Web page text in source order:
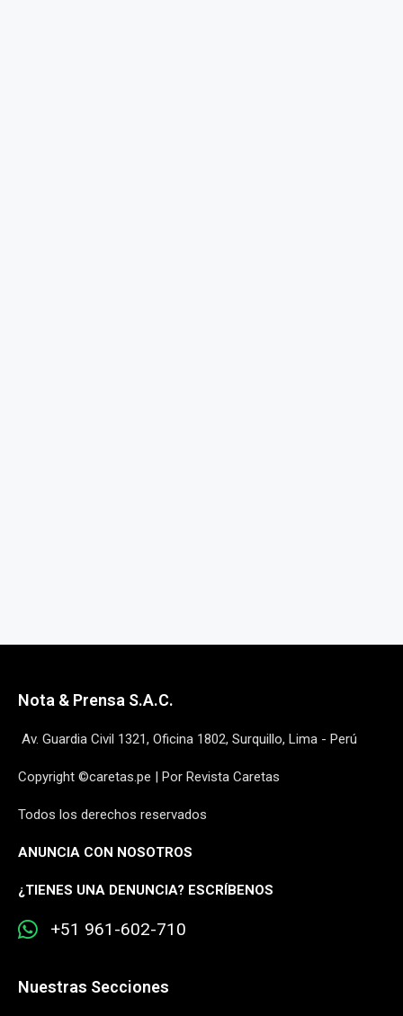
Nota & Prensa S.A.C.
Av. Guardia Civil 1321, Oficina 1802, Surquillo, Lima - Perú
Copyright ©caretas.pe | Por Revista Caretas
Todos los derechos reservados
ANUNCIA CON NOSOTROS
¿TIENES UNA DENUNCIA? ESCRÍBENOS
+51 961-602-710
Nuestras Secciones